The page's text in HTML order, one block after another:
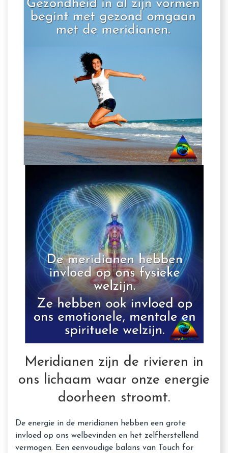
Meridianen zijn de rivieren in
ons lichaam waar onze energie
doorheen stroomt.
De energie in de meridianen hebben een grote
invloed op ons welbevinden en het zelfherstellend
vermogen. Een eenvoudige balans van Touch for